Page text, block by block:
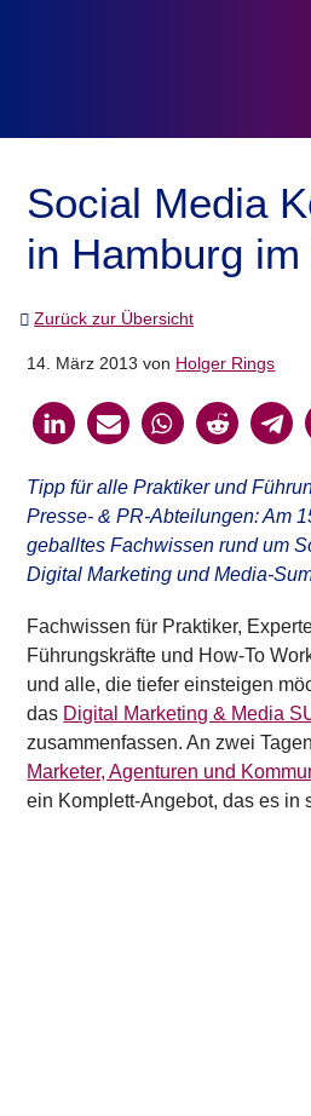
Social Media
in Hamburg
Zurück zur Übersicht
14. März 2013 von Holger Rings
Tipp für alle Praktiker und
Presse- & PR-Abteilungen: Am
geballtes Fachwissen rund um
Digital Marketing und Media-
Fachwissen für Praktiker,
Führungskräfte und How-To
und alle, die tiefer einsteigen
das Digital Marketing & Media
zusammenfassen. An zwei
Marketer, Agenturen und
ein Komplett-Angebot, das es in